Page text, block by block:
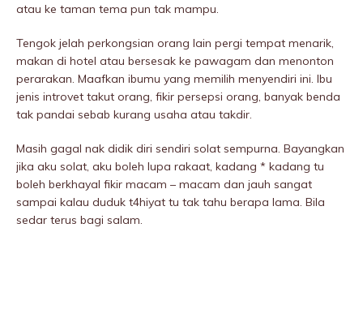
atau ke taman tema pun tak mampu.
Tengok jelah perkongsian orang lain pergi tempat menarik,
makan di hotel atau bersesak ke pawagam dan menonton
perarakan. Maafkan ibumu yang memilih menyendiri ini. Ibu
jenis introvet takut orang, fikir persepsi orang, banyak benda
tak pandai sebab kurang usaha atau takdir.
Masih gagal nak didik diri sendiri solat sempurna. Bayangkan
jika aku solat, aku boleh lupa rakaat, kadang * kadang tu
boleh berkhayal fikir macam – macam dan jauh sangat
sampai kalau duduk t4hiyat tu tak tahu berapa lama. Bila
sedar terus bagi salam.